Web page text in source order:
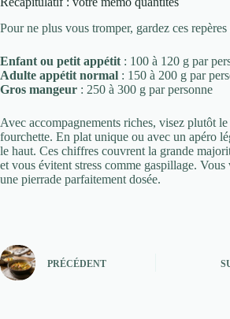
Pour ne plus vous tromper, gardez ces repères
Enfant ou petit appétit : 100 à 120 g par
Adulte appétit normal : 150 à 200 g par
Gros mangeur : 250 à 300 g par personne
Avec accompagnements riches, visez plutôt le
fourchette. En plat unique ou avec un apéro
le haut. Ces chiffres couvrent la grande
et vous évitent stress comme gaspillage.
une pierrade parfaitement dosée.
PRÉCÉDENT